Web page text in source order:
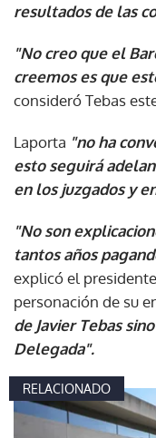
resultados de las
"No creo que el
creemos es que
consideró Tebas
Laporta "no ha
esto seguirá
en los juzgados y
"No son
tantos años
explicó el
personación de su
de Javier Tebas
Delegada".
RELACIONADO